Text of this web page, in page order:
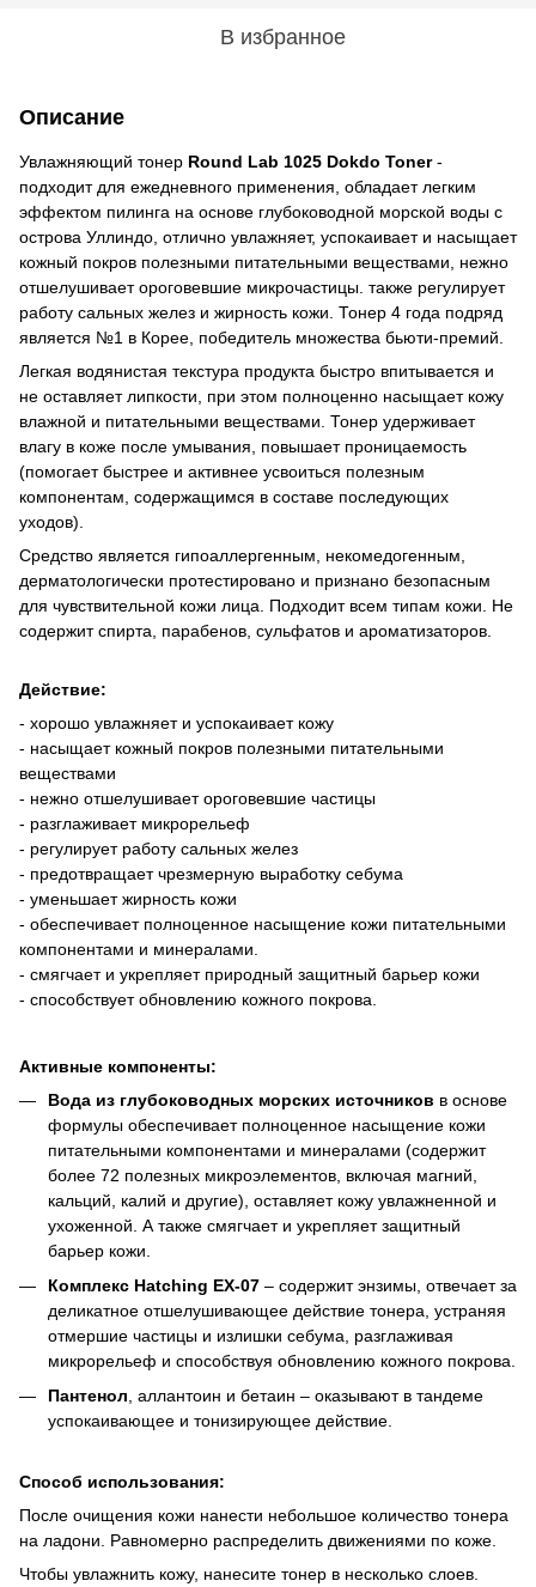
В избранное
Описание
Увлажняющий тонер Round Lab 1025 Dokdo Toner-
подходит для ежедневного применения, обладает легким
эффектом пилинга на основе глубоководной морской воды с
острова Уллиндо, отлично увлажняет, успокаивает и насыщает
кожный покров полезными питательными веществами, нежно
отшелушивает ороговевшие микрочастицы. также регулирует
работу сальных желез и жирность кожи. Тонер 4 года подряд
является №1 в Корее, победитель множества бьюти-премий.
Легкая водянистая текстура продукта быстро впитывается и
не оставляет липкости, при этом полноценно насыщает кожу
влажной и питательными веществами. Тонер удерживает
влагу в коже после умывания, повышает проницаемость
(помогает быстрее и активнее усвоиться полезным
компонентам, содержащимся в составе последующих
уходов).
Средство является гипоаллергенным, некомедогенным,
дерматологически протестировано и признано безопасным
для чувствительной кожи лица. Подходит всем типам кожи. Не
содержит спирта, парабенов, сульфатов и ароматизаторов.
Действие:
- хорошо увлажняет и успокаивает кожу
- насыщает кожный покров полезными питательными
веществами
- нежно отшелушивает ороговевшие частицы
- разглаживает микрорельеф
- регулирует работу сальных желез
- предотвращает чрезмерную выработку себума
- уменьшает жирность кожи
- обеспечивает полноценное насыщение кожи питательными
компонентами и минералами.
- смягчает и укрепляет природный защитный барьер кожи
- способствует обновлению кожного покрова.
Активные компоненты:
Вода из глубоководных морских источников в основе
формулы обеспечивает полноценное насыщение кожи
питательными компонентами и минералами (содержит
более 72 полезных микроэлементов, включая магний,
кальций, калий и другие), оставляет кожу увлажненной и
ухоженной. А также смягчает и укрепляет защитный
барьер кожи.
Комплекс Hatching EX-07 – содержит энзимы, отвечает за
деликатное отшелушивающее действие тонера, устраняя
отмершие частицы и излишки себума, разглаживая
микрорельеф и способствуя обновлению кожного покрова.
Пантенол, аллантоин и бетаин – оказывают в тандеме
успокаивающее и тонизирующее действие.
Способ использования:
После очищения кожи нанести небольшое количество тонера
на ладони. Равномерно распределить движениями по коже.
Чтобы увлажнить кожу, нанесите тонер в несколько слоев.